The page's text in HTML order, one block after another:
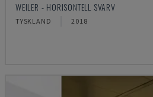
WEILER - HORISONTELL SVARV
TYSKLAND 2018